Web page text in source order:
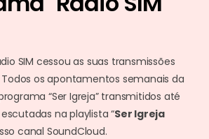
SIM cessou as suas transmissões
os apontamentos semanais da
“Ser Igreja” transmitidos até
na playlista “Ser Igreja
canal SoundCloud.